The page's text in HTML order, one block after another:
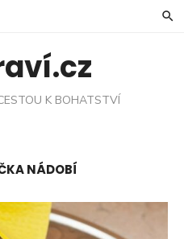
K BOHATSTVÍ
NÁDOBÍ